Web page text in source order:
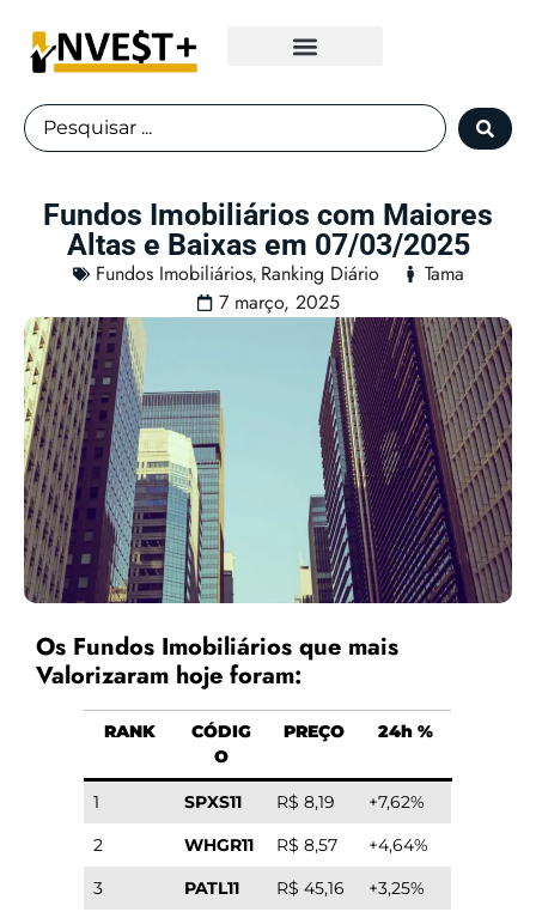
Fundos Imobiliários com Maiores
Altas e Baixas em 07/03/2025
Fundos Imobiliários, Ranking Diário
Tama
7 março, 2025
Os Fundos Imobiliários que mais
Valorizaram hoje foram:
RANK
CÓDIG
O
PREÇO 24h %
1 SPXS11 R$ 8,19
+7,62%
2
WHGR11 R$ 8,57
+4,64%
3
PATL11 R$ 45,16
+3,25%